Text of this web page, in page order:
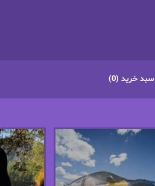
سبد خرید (0)